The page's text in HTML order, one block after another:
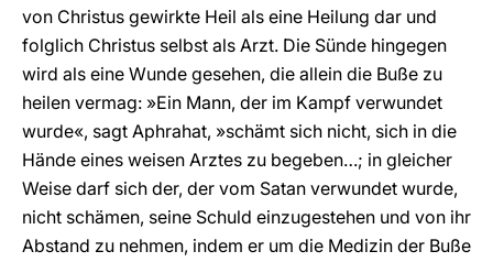
von Christus gewirkte Heil als eine Heilung dar und
folglich Christus selbst als Arzt. Die Sünde hingegen
wird als eine Wunde gesehen, die allein die Buße zu
heilen vermag: »Ein Mann, der im Kampf verwundet
wurde«, sagt Aphrahat, »schämt sich nicht, sich in die
Hände eines weisen Arztes zu begeben…; in gleicher
Weise darf sich der, der vom Satan verwundet wurde,
nicht schämen, seine Schuld einzugestehen und von ihr
Abstand zu nehmen, indem er um die Medizin der Buße